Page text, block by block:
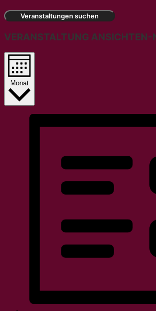
Veranstaltungen suchen
VERANSTALTUNG ANSICHTEN-
Monat